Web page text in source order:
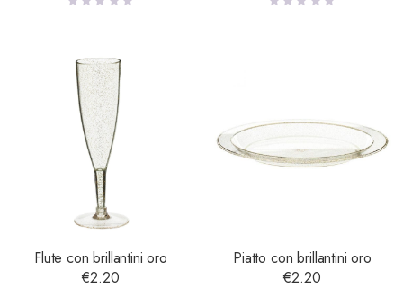
Flute con brillantini oro
€2.20
Piatto con brillantini oro
€2.20